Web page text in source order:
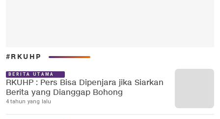
#RKUHP
BERITA UTAMA
RKUHP : Pers Bisa Dipenjara jika Siarkan
Berita yang Dianggap Bohong
4 tahun yang lalu